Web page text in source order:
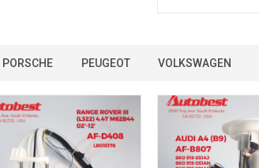
PORSCHE PEUGEOT VOLKSWAGEN